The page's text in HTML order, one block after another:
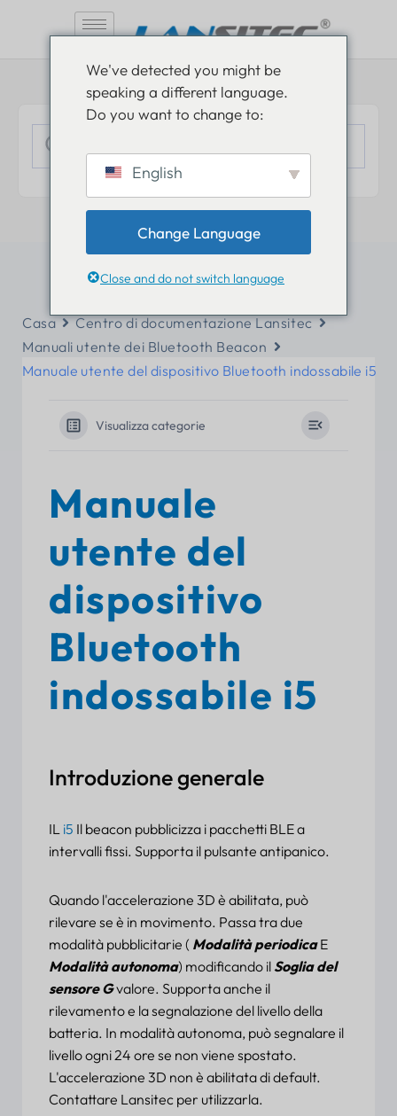
Casa
Centro di documentazione Lansitec
Manuali utente dei Bluetooth Beacon
Manuale utente del dispositivo Bluetooth indossabile i5
Visualizza categorie
Manuale
utente del
dispositivo
Bluetooth
indossabile i5
Introduzione generale
IL i5 Il beacon pubblicizza i pacchetti BLE a
intervalli fissi. Supporta il pulsante antipanico.
Quando l'accelerazione 3D è abilitata, può
rilevare se è in movimento. Passa tra due
modalità pubblicitarie ( Modalità periodicaE
Modalità autonoma) modificando il Soglia del
sensore Gvalore. Supporta anche il
rilevamento e la segnalazione del livello della
batteria. In modalità autonoma, può segnalare il
livello ogni 24 ore se non viene spostato.
L'accelerazione 3D non è abilitata di default.
Contattare Lansitec per utilizzarla.
We've detected you might be
speaking a different language.
Do you want to change to:
English
Change Language
Close and do not switch language